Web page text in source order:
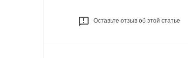
Оставьте отзыв об этой статье